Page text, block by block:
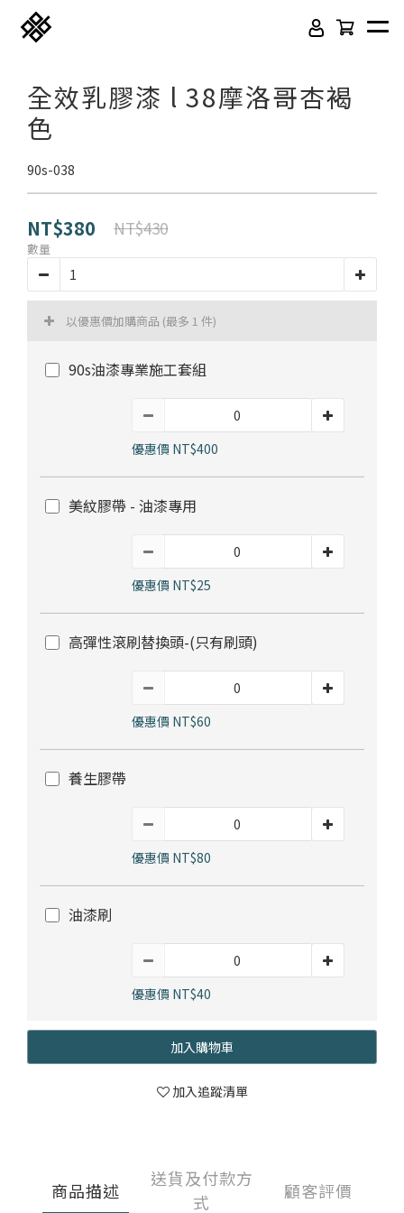
免膠科技木紋地板 頂級SPC石塑卡扣地板
PVC塑膠地板
立體纖維吸隔音板
高密度隔音毯
韓國水貼壁紙
紐西蘭羊毛地毯
居家改色貼膜
SPC石塑地板知識 超耐磨木地板知識
隔音/吸音
房間油漆
全效乳膠漆 l 38摩洛哥杏褐
色
90s-038
NT$380 NT$430
數量
以優惠價加購商品 (最多 1 件)
90s油漆專業施工套組
優惠價 NT$400
美紋膠帶 - 油漆專用
優惠價 NT$25
高彈性滾刷替換頭-(只有刷頭)
優惠價 NT$60
養生膠帶
優惠價 NT$80
油漆刷
優惠價 NT$40
加入購物車
加入追蹤清單
商品描述
送貨及付款方
式
顧客評價